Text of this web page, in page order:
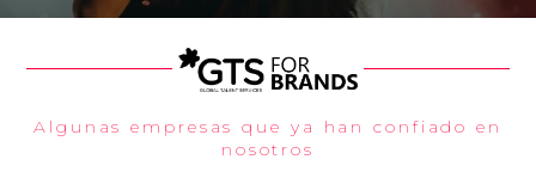
Algunas empresas que ya han confiado en
nosotros